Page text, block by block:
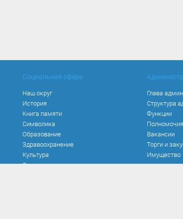
Социальная сфера
Наш округ
История
Книга памяти
Символика
Образование
Здравоохранение
Культура
Спорт
Глава
Структура
Функции
Полномочия
Вакансии
Торги и
Имущество